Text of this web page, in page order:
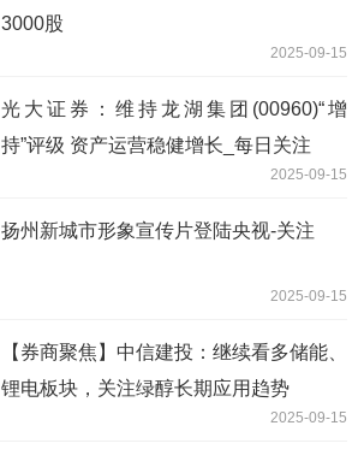
3000股
2025-09-15
光大证券：维持龙湖集团(00960)“增
持”评级 资产运营稳健增长_每日关注
2025-09-15
扬州新城市形象宣传片登陆央视-关注
2025-09-15
【券商聚焦】中信建投：继续看多储能、
锂电板块，关注绿醇长期应用趋势
2025-09-15